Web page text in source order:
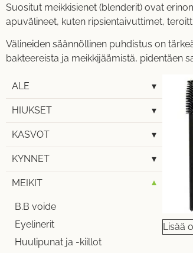
Suositut meikkisienet (blenderit) ovat
apuvälineet, kuten ripsientaivuttimet,
Välineiden säännöllinen puhdistus on
bakteereista ja meikkijäämistä, pidentäen
ALE ▾
HIUKSET ▾
KASVOT ▾
KYNNET ▾
MEIKIT ▾
B.B voide
Eyelinerit
Huulipunat ja -kiillot
Lisää